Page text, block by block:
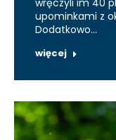
upominkami z
Dodatkowo…
więcej